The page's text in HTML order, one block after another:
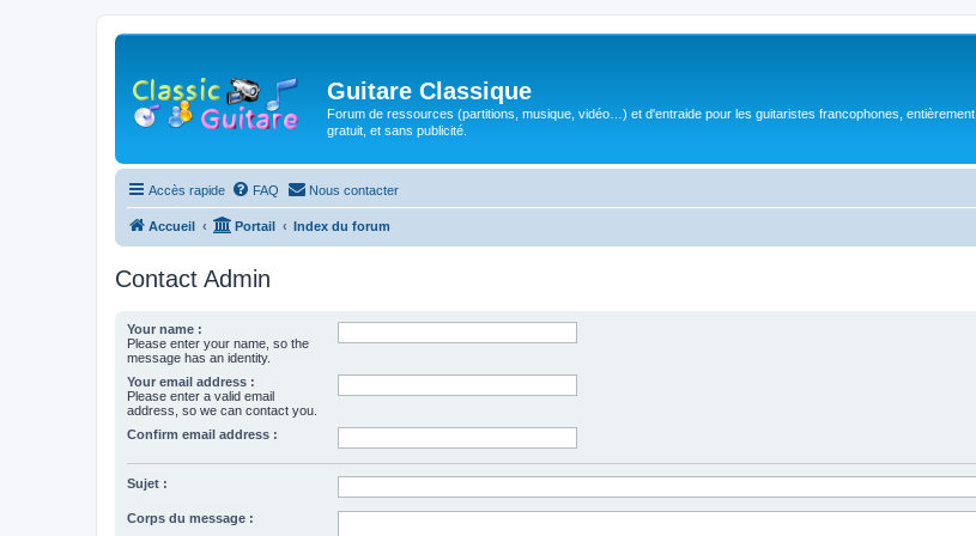
Guitare Classique
Forum de ressources (partitions, musique, vidéo…) et d'entraide pour les guitaristes francophones, entièrement
gratuit, et sans publicité.
Accès rapide FAQ Nous contacter
Accueil Portail Index du forum
Contact Admin
Your name :
Please enter your name, so the
message has an identity.
Your email address :
Please enter a valid email
address, so we can contact you.
Confirm email address :
Sujet :
Corps du message :